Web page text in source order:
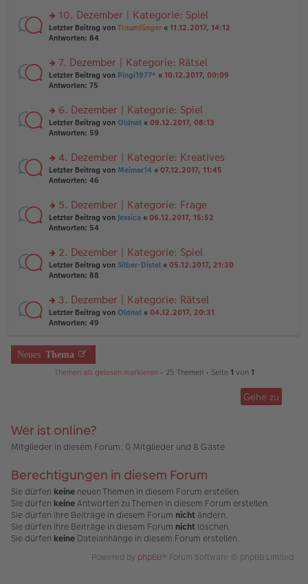
tr
a
g
e
n
er
tr
a
g
n
g
el
e
n
er
tr
a
g
rs
te
n
g
el
e
n
er
tr
a
g
10. Dezember | Kategorie: Spiel
Letzter Beitrag von Traumfänger « 11.12.2017, 14:12
Antworten: 84
rs
te
n
g
el
e
n
er
tr
a
g
7. Dezember | Kategorie: Rätsel
Letzter Beitrag von Pingi1977* « 10.12.2017, 00:09
Antworten: 75
rs
te
n
g
el
e
n
er
tr
a
g
6. Dezember | Kategorie: Spiel
Letzter Beitrag von Oldnat « 09.12.2017, 08:13
Antworten: 59
rs
te
n
g
el
e
n
er
tr
a
g
4. Dezember | Kategorie: Kreatives
Letzter Beitrag von Meimar14 « 07.12.2017, 11:45
Antworten: 46
rs
te
n
g
el
e
n
er
tr
a
5. Dezember | Kategorie: Frage
Letzter Beitrag von Jessica « 06.12.2017, 15:52
Antworten: 54
rs
te
n
g
el
e
n
er
2. Dezember | Kategorie: Spiel
Letzter Beitrag von Silber-Distel « 05.12.2017, 21:30
Antworten: 88
rs
te
n
g
ei
tr
3. Dezember | Kategorie: Rätsel
Letzter Beitrag von Oldnat « 04.12.2017, 20:31
Antworten: 49
Neues Thema
Themen als gelesen markieren• 25 Themen • Seite 1 von 1
Gehe zu
Wer ist online?
Mitglieder in diesem Forum: 0 Mitglieder und 8 Gäste
Berechtigungen in diesem Forum
Sie dürfen keine neuen Themen in diesem Forum erstellen.
Sie dürfen keineAntworten zu Themen in diesem Forum erstellen.
Sie dürfen Ihre Beiträge in diesem Forum nicht ändern.
Sie dürfen Ihre Beiträge in diesem Forum nicht löschen.
Sie dürfen keine Dateianhänge in diesem Forum erstellen.
Powered by phpBB® Forum Software © phpBB Limited